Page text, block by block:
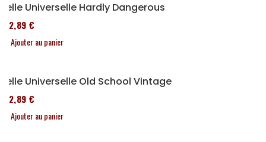
Selle Universelle Hardly Dangerous
152,89 €
Ajouter au panier
Selle Universelle Old School Vintage
152,89 €
Ajouter au panier